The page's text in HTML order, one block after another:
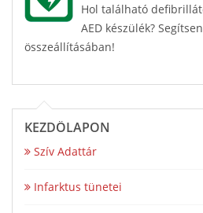
Hol található
AED készülék?
összeállításában!
KEZDŐLAPON
Szív Adattár
Infarktus tünetei